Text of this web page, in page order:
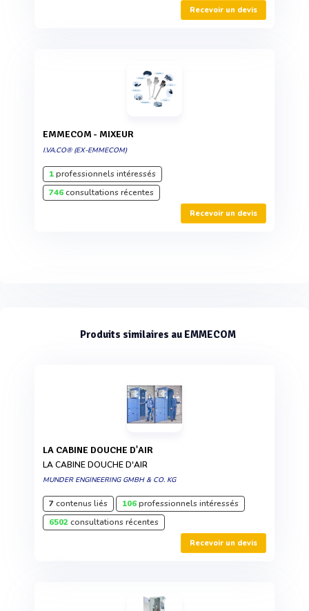
Recevoir un devis
EMMECOM - MIXEUR
I.VA.CO® (EX-EMMECOM)
1professionnels intéressés
746consultations récentes
Recevoir un devis
Produits similaires au EMMECOM
LA CABINE DOUCHE D'AIR
LA CABINE DOUCHE D'AIR
MUNDER ENGINEERING GMBH & CO. KG
7contenus liés 106professionnels intéressés
6502consultations récentes
Recevoir un devis